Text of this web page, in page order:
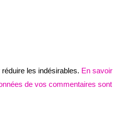
les indésirables. En savoir
de vos commentaires sont